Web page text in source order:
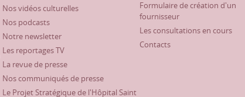
Nos vidéos culturelles
Nos podcasts
Notre newsletter
Les reportages TV
La revue de presse
Nos communiqués de presse
Le Projet Stratégique de l'Hôpital Saint
Formulaire de création d'un
fournisseur
Les consultations en cours
Contacts